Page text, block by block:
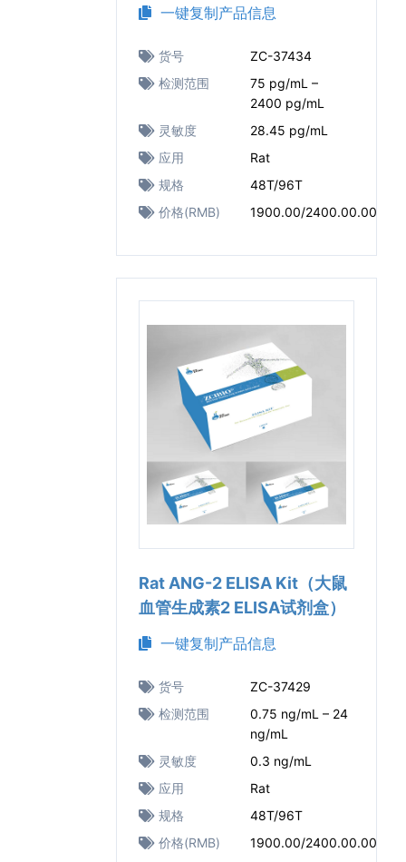
一键复制产品信息
货号
ZC-37434
检测范围
75 pg/mL –
2400 pg/mL
灵敏度
28.45 pg/mL
应用
Rat
规格
48T/96T
价格(RMB)
1900.00/2400.00.00
Rat ANG-2 ELISA Kit（大鼠
血管生成素2 ELISA试剂盒）
一键复制产品信息
货号
ZC-37429
检测范围
0.75 ng/mL – 24
ng/mL
灵敏度
0.3 ng/mL
应用
Rat
规格
48T/96T
价格(RMB)
1900.00/2400.00.00